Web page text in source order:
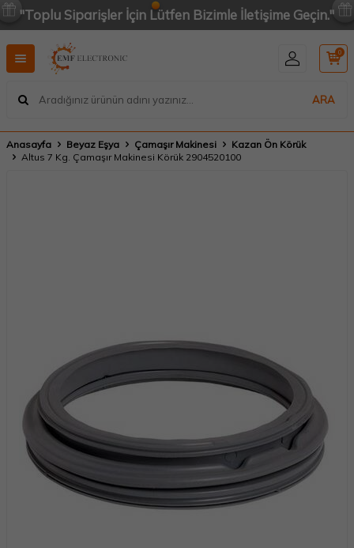
"Toplu Siparişler İçin Lütfen Bizimle İletişime Geçin."
ARA
0
Anasayfa Beyaz Eşya Çamaşır Makinesi
Kazan Ön Körük
Altus 7 Kg. Çamaşır Makinesi Körük 2904520100